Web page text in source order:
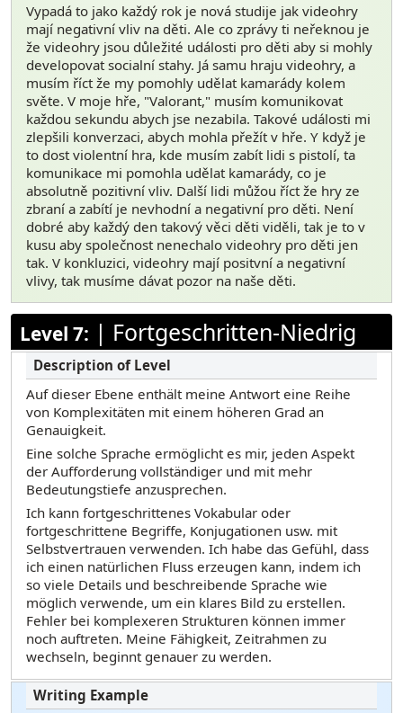
Vypadá to jako každý rok je nová studije jak videohry
mají negativní vliv na děti. Ale co zprávy ti neřeknou je
že videohry jsou důležité události pro děti aby si mohly
developovat socialní stahy. Já samu hraju videohry, a
musím říct že my pomohly udělat kamarády kolem
světe. V moje hře, "Valorant," musím komunikovat
každou sekundu abych jse nezabila. Takové události mi
zlepšili konverzaci, abych mohla přežít v hře. Y když je
to dost violentní hra, kde musím zabít lidi s pistolí, ta
komunikace mi pomohla udělat kamarády, co je
absolutně pozitivní vliv. Další lidi můžou říct že hry ze
zbraní a zabítí je nevhodní a negativní pro děti. Není
dobré aby každý den takový věci děti viděli, tak je to v
kusu aby společnost nenechalo videohry pro děti jen
tak. V konkluzici, videohry mají positvní a negativní
vlivy, tak musíme dávat pozor na naše děti.
Level 7: | Fortgeschritten-Niedrig
Auf dieser Ebene enthält meine Antwort eine Reihe
von Komplexitäten mit einem höheren Grad an
Genauigkeit.
Eine solche Sprache ermöglicht es mir, jeden Aspekt
der Aufforderung vollständiger und mit mehr
Bedeutungstiefe anzusprechen.
Ich kann fortgeschrittenes Vokabular oder
fortgeschrittene Begriffe, Konjugationen usw. mit
Selbstvertrauen verwenden. Ich habe das Gefühl, dass
ich einen natürlichen Fluss erzeugen kann, indem ich
so viele Details und beschreibende Sprache wie
möglich verwende, um ein klares Bild zu erstellen.
Fehler bei komplexeren Strukturen können immer
noch auftreten. Meine Fähigkeit, Zeitrahmen zu
wechseln, beginnt genauer zu werden.